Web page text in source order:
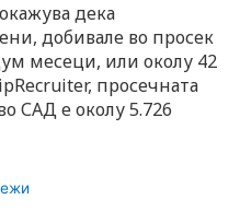
дека
добивале во просек
месеци, или околу 42
просечната
САД е околу 5.726